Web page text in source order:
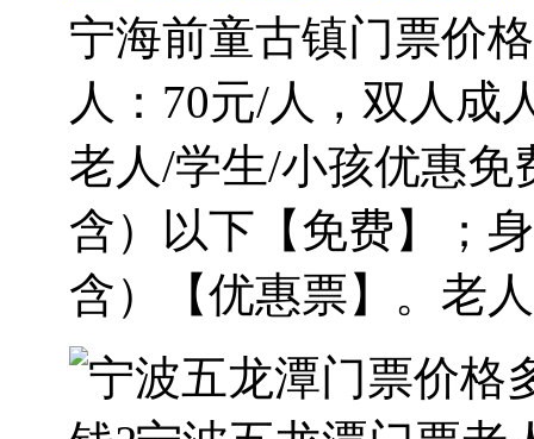
宁海前童古镇门票价
人：70元/人，双人成
老人/学生/小孩优惠免
含）以下【免费】；
含）【优惠票】。老